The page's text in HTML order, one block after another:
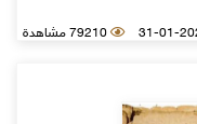
79210 مشاهدة